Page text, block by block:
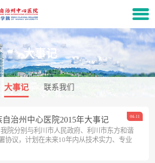
大事记
大事记 联系我们
治州中心医院2015年大事记
院分别与利川市人民政府、利川市东方和谐
协议，计划在未来10年内从技术实力、专业
04-11